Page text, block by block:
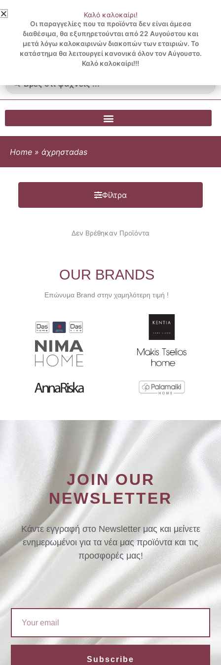
στο
περιεχόμενο
3 ΔΟΣΕΙΣ ΧΩΡΙΣ ΠΙΣΤΩΤΙΚΗ ΜΕ KLARNA
...
Λογαριασμός
Blog
0.00€
0
Cart
Home » άχρησταdas
Φίλτρα
Δεν Βρέθηκαν Προϊόντα
OUR BRANDS
Επώνυμα Brand στην χαμηλότερη τιμή !
JOIN OUR
NEWSLETTER
Κάντε εγγραφή στο Newsletter μας και μείνετε
ενημερωμένοι για τα νέα μας προϊόντα και τις
προσφορές μας!
Subscribe
Καλό καλοκαίρι!
Οι παραγγελίες που τα προϊόντα δεν είναι άμεσα
διαθέσιμα, θα εξυπηρετούνται από 22 Αυγούστου και
μετά λόγω καλοκαιρινών διακοπών των εταιριών. Το
κατάστημα θα λειτουργεί κανονικά όλον τον Αύγουστο.
Καλό καλοκαίρι!!!